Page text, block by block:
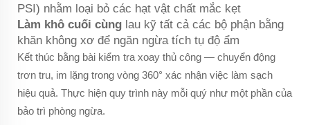
PSI) nhằm loại bỏ các hạt vật chất mắc kẹt
Làm khô cuối cùng lau kỹ tất cả các bộ phận bằng
khăn không xơ để ngăn ngừa tích tụ độ ẩm
Kết thúc bằng bài kiểm tra xoay thủ công — chuyển động
trơn tru, im lặng trong vòng 360° xác nhận việc làm sạch
hiệu quả. Thực hiện quy trình này mỗi quý như một phần của
bảo trì phòng ngừa.